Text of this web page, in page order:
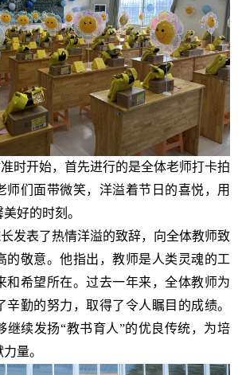
时开始，首先进行的是全体老师打卡拍
师们面带微笑，洋溢着节日的喜悦，用
好的时刻。
发表了热情洋溢的致辞，向全体教师致
的敬意。他指出，教师是人类灵魂的工
和希望所在。过去一年来，全体教师为
辛勤的努力，取得了令人瞩目的成绩。
继续发扬“教书育人”的优良传统，为培
量。